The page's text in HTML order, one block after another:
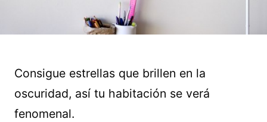
Consigue estrellas que brillen en la
oscuridad, así tu habitación se verá
fenomenal.